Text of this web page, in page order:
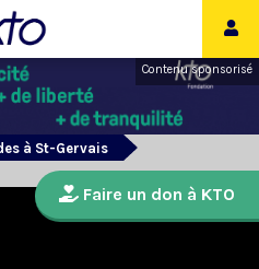
Contenu sponsorisé
à St-Gervais
Faire un don à KTO